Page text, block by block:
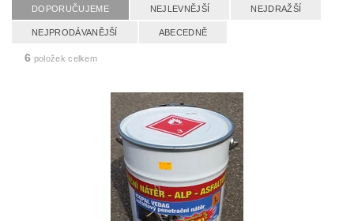
DOPORUČUJEME NEJLEVNĚJŠÍ NEJDRAŽŠÍ
NEJPRODÁVANĚJŠÍ ABECEDNĚ
6 položek celkem